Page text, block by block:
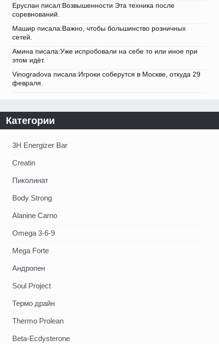
Еруслан писал:Возвышенности Эта техника после
соревнований.
Машир писала:Важно, чтобы большинство розничных
сетей.
Амина писала:Уже испробовали на себе то или иное при
этом идёт.
Vinogradova писала:Игроки соберутся в Москве, откуда 29
февраля.
Категории
3H Energizer Bar
Creatin
Пиколинат
Body Strong
Alanine Carno
Omega 3-6-9
Mega Forte
Андропен
Soul Project
Термо драйн
Thermo Prolean
Beta-Ecdysterone